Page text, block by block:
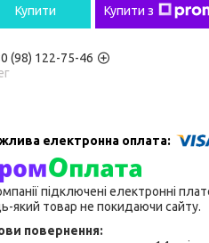
Купити Купити з
(98) 122-75-46
підключені електронні
який товар не покидаючи сайту.